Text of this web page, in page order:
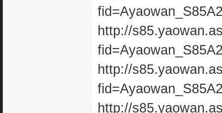
http://
http://
http://